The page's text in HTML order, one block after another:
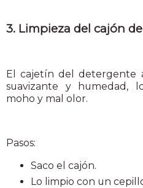
3. Limpieza del cajón
El cajetín del detergente
suavizante y humedad,
moho y mal olor.
Pasos:
Saco el cajón.
Lo limpio con un